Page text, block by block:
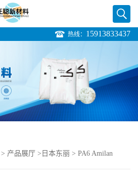
热线： 15913833437
> 产品展厅 > 日本东丽 > PA6 Amilan